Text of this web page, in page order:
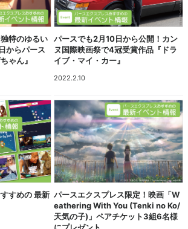
特のゆるい
からパース
ゃん』
パースでも2月10日から公開！カン
ヌ国際映画祭で4冠受賞作品『ドラ
イブ・マイ・カー』
2022.2.10
すめの 最新 パースエクスプレス限定！映画「W
eathering With You (Tenki no Ko/
天気の子)」ペアチケット3組6名様